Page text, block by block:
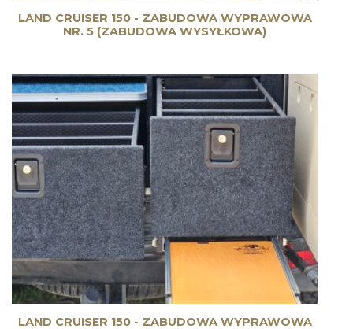
LAND CRUISER 150 - ZABUDOWA WYPRAWOWA
NR. 5 (ZABUDOWA WYSYŁKOWA)
LAND CRUISER 150 - ZABUDOWA WYPRAWOWA